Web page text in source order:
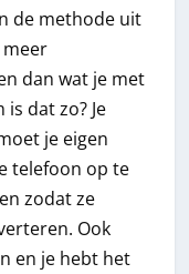
de methode uit
meer
dan wat je met
dat zo? Je
je eigen
telefoon op te
zodat ze
Ook
en je hebt het